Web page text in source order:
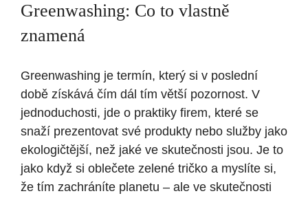
Greenwashing: Co to vlastně
znamená
Greenwashing je termín, který si v poslední
době získává čím dál tím větší pozornost. V
jednoduchosti, jde o praktiky firem, které se
snaží prezentovat své produkty nebo služby jako
ekologičtější, než jaké ve skutečnosti jsou. Je to
jako když si oblečete zelené tričko a myslíte si,
že tím zachráníte planetu – ale ve skutečnosti